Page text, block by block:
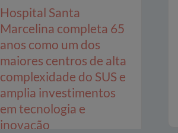
Hospital Santa
Marcelina completa 65
anos como um dos
maiores centros de alta
complexidade do SUS e
amplia investimentos
em tecnologia e
inovação